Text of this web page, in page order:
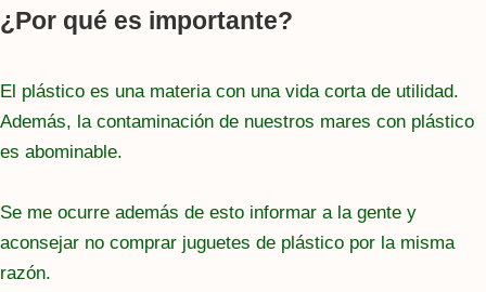
¿Por qué es importante?
El plástico es una materia con una vida corta de utilidad.
Además, la contaminación de nuestros mares con plástico
es abominable.
Se me ocurre además de esto informar a la gente y
aconsejar no comprar juguetes de plástico por la misma
razón.